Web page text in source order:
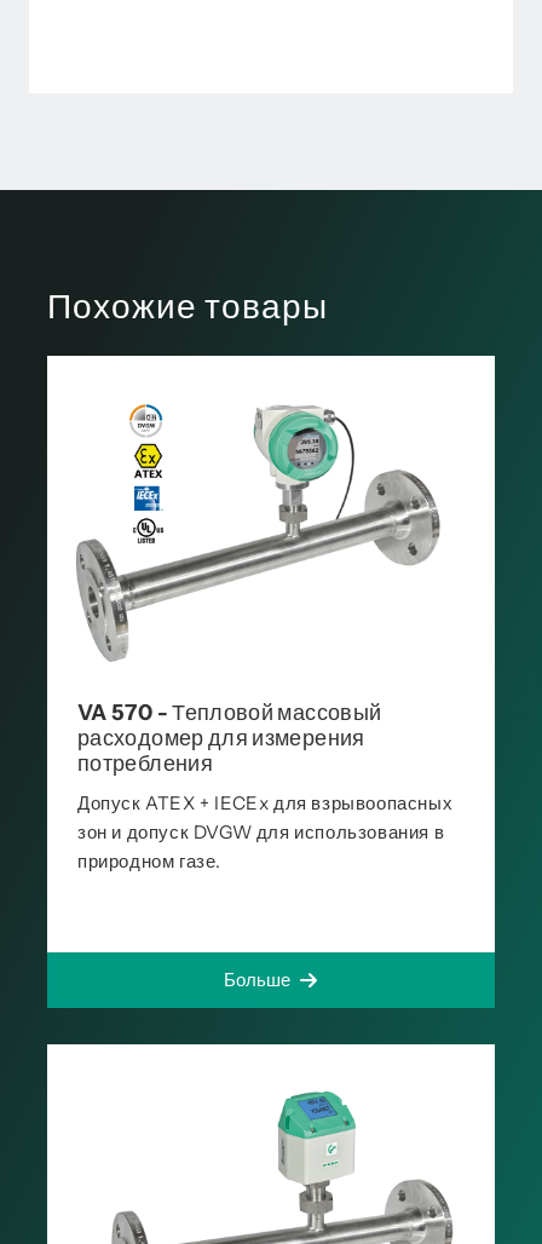
Похожие товары
VA 570 - Тепловой массовый
расходомер для измерения
потребления
Допуск ATEX + IECEx для взрывоопасных
зон и допуск DVGW для использования в
природном газе.
Больше